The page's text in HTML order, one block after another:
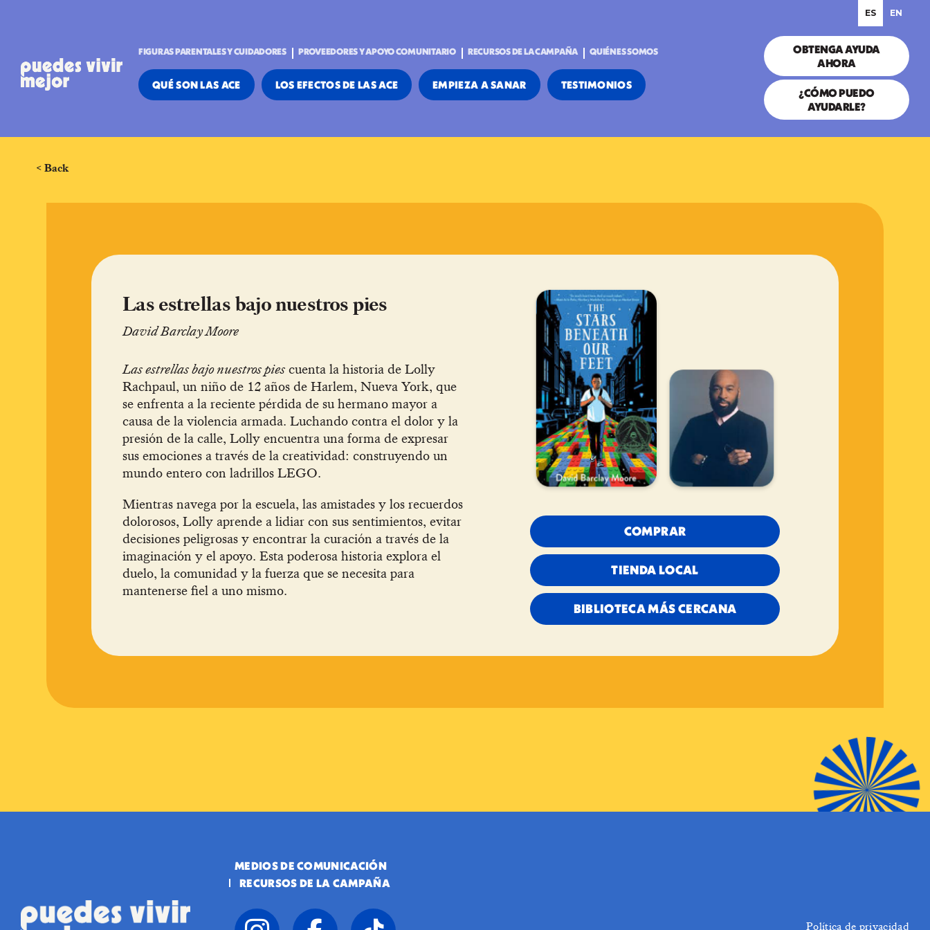
FIGURAS PARENTALES Y CUIDADORES PROVEEDORES Y APOYO COMUNITARIO RECURSOS DE LA CAMPAÑA QUIÉNES SOMOS
QUÉ SON LAS ACE LOS EFECTOS DE LAS ACE EMPIEZA A SANAR TESTIMONIOS
OBTENGA AYUDA
AHORA
¿CÓMO PUEDO
AYUDARLE?
< Back
Las estrellas bajo nuestros pies
David Barclay Moore
Las estrellas bajo nuestros pies cuenta la historia de Lolly
Rachpaul, un niño de 12 años de Harlem, Nueva York, que
se enfrenta a la reciente pérdida de su hermano mayor a
causa de la violencia armada. Luchando contra el dolor y la
presión de la calle, Lolly encuentra una forma de expresar
sus emociones a través de la creatividad: construyendo un
mundo entero con ladrillos LEGO.
Mientras navega por la escuela, las amistades y los recuerdos
dolorosos, Lolly aprende a lidiar con sus sentimientos, evitar
decisiones peligrosas y encontrar la curación a través de la
imaginación y el apoyo. Esta poderosa historia explora el
duelo, la comunidad y la fuerza que se necesita para
mantenerse fiel a uno mismo.
COMPRAR
TIENDA LOCAL
BIBLIOTECA MÁS CERCANA
MEDIOS DE COMUNICACIÓN
RECURSOS DE LA CAMPAÑA
Política de privacidad
ES EN